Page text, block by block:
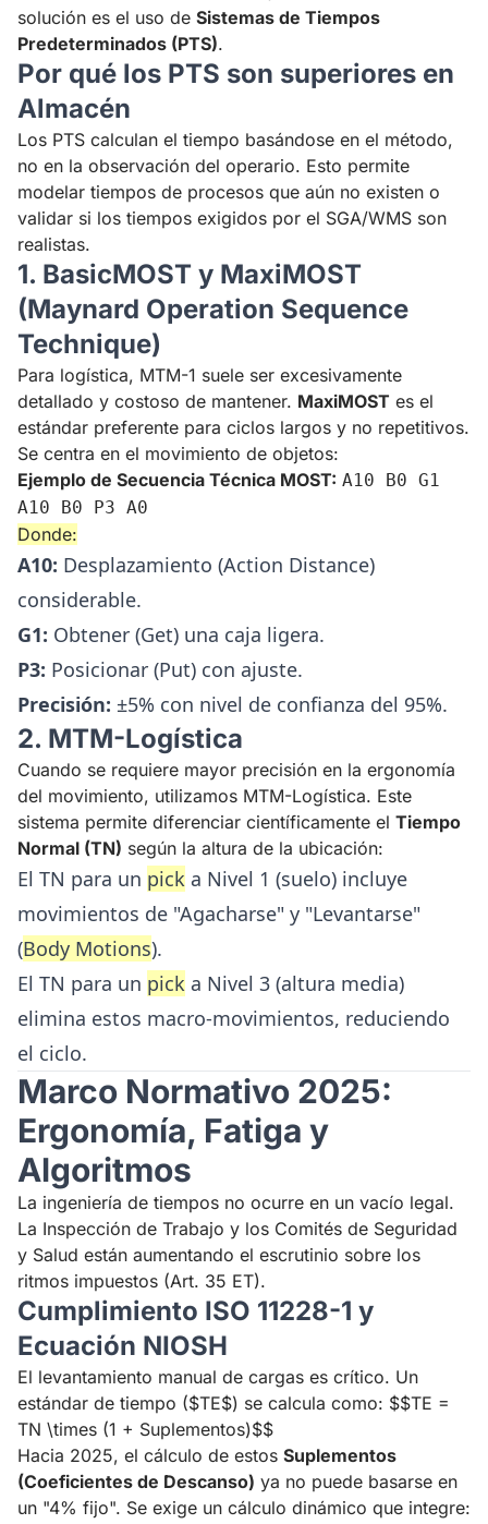
solución es el uso de Sistemas de Tiempos
Predeterminados (PTS).
Por qué los PTS son superiores en
Almacén
Los PTS calculan el tiempo basándose en el método,
no en la observación del operario. Esto permite
modelar tiempos de procesos que aún no existen o
validar si los tiempos exigidos por el SGA/WMS son
realistas.
1. BasicMOST y MaxiMOST
(Maynard Operation Sequence
Technique)
Para logística, MTM-1 suele ser excesivamente
detallado y costoso de mantener. MaxiMOST es el
estándar preferente para ciclos largos y no repetitivos.
Se centra en el movimiento de objetos:
Ejemplo de Secuencia Técnica MOST: A10 B0 G1
A10 B0 P3 A0
Donde:
A10: Desplazamiento (Action Distance)
considerable.
G1: Obtener (Get) una caja ligera.
P3: Posicionar (Put) con ajuste.
Precisión: ±5% con nivel de confianza del 95%.
2. MTM-Logística
Cuando se requiere mayor precisión en la ergonomía
del movimiento, utilizamos MTM-Logística. Este
sistema permite diferenciar científicamente el Tiempo
Normal (TN) según la altura de la ubicación:
El TN para un pick a Nivel 1 (suelo) incluye
movimientos de "Agacharse" y "Levantarse"
(Body Motions).
El TN para un pick a Nivel 3 (altura media)
elimina estos macro-movimientos, reduciendo
el ciclo.
Marco Normativo 2025:
Ergonomía, Fatiga y
Algoritmos
La ingeniería de tiempos no ocurre en un vacío legal.
La Inspección de Trabajo y los Comités de Seguridad
y Salud están aumentando el escrutinio sobre los
ritmos impuestos (Art. 35 ET).
Cumplimiento ISO 11228-1 y
Ecuación NIOSH
El levantamiento manual de cargas es crítico. Un
estándar de tiempo ($TE$) se calcula como: $$TE =
TN \times (1 + Suplementos)$$
Hacia 2025, el cálculo de estos Suplementos
(Coeficientes de Descanso) ya no puede basarse en
un "4% fijo". Se exige un cálculo dinámico que integre: